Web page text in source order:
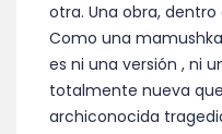
otra. Una obra,
Como una
es ni una versión , ni
totalmente nueva
archiconocida